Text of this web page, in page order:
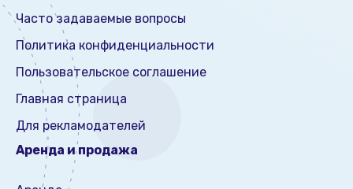
Часто задаваемые вопросы
Политика конфиденциальности
Пользовательское соглашение
Главная страница
Для рекламодателей
Аренда и продажа